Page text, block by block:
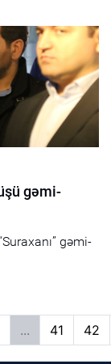
gəmi-
gəmi-
... 41 42